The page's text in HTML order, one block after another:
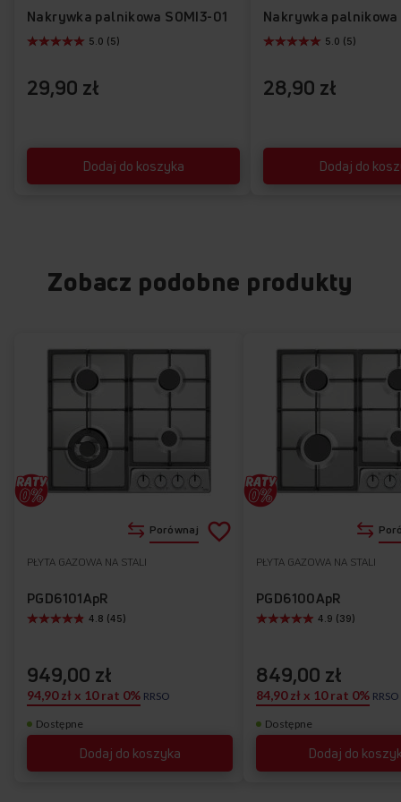
FLAMECONTROL
Pełna kontrola płomienia
Od teraz w płytach gazowych Amica masz pełną kontrolę
nad ogniem. Dzięki aż 9 poziomom mocy i intuicyjnym
pokrętłom precyzyjnie dopasujesz wielkość płomienia
do rodzaju przygotowywanych dań. Mniejszy płomień,
na poziomie 2-3, jest idealny do duszenia potraw, poziomy 6-7
czy ryb. Gotujesz, dusisz, podgrzewasz czy smażysz – dostosuj
wielkość płomienia do swoich potrzeb i optymalnie
wykorzystuj energię! Komfortowo, oszczędnie i pysznie!
29,90 zł
Nakrywka palnikowa SOMI3-01
Dodaj do koszyka
5.0 (5)
28,90 zł
Nakrywka palnikowa
Dodaj do
5.0 (5)
Zobacz podobne produkty
Dostępne
PŁYTA GAZOWA NA STALI
PGD6101ApR
Dodaj do koszyka
4.8 (45)
949,00 zł
94,90 zł x 10 rat 0% RRSO
Porównaj Dodaj
ulubionych
Dostępne
PŁYTA GAZOWA NA STALI
PGD6100ApR
Dodaj do
4.9 (39)
849,00 zł
84,90 zł x 10 rat 0% RRSO